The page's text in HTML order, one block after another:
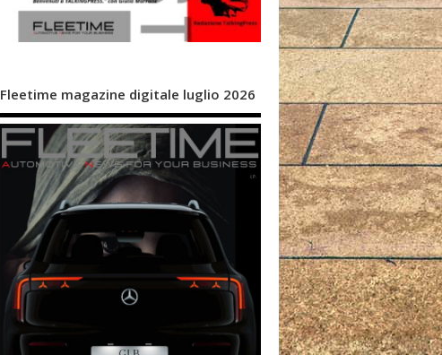
Fleetime magazine digitale luglio 2026